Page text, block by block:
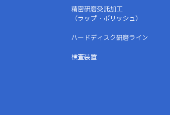
精密研磨受託加工
（ラップ・ポリッシュ）
ハードディスク研磨ライン
検査装置